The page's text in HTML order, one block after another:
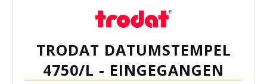
TRODAT DATUMSTEMPEL
4750/L - EINGEGANGEN